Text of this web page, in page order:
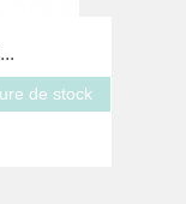
de stock